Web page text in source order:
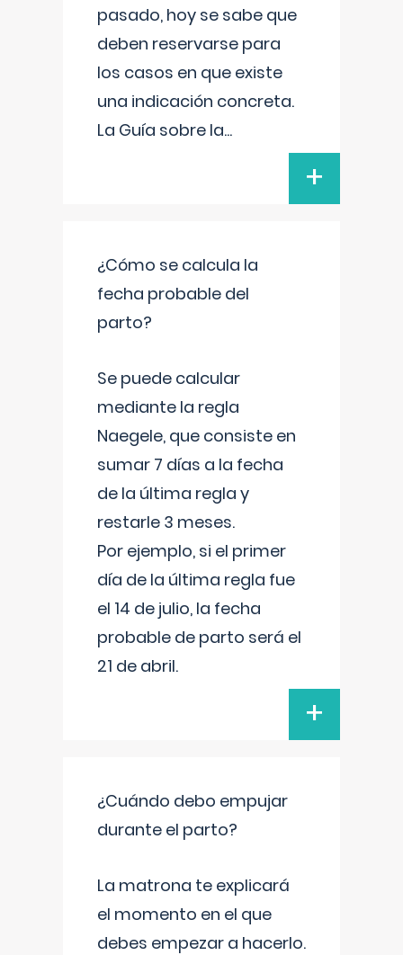
pasado, hoy se sabe que
deben reservarse para
los casos en que existe
una indicación concreta.
La Guía sobre la...
+
¿Cómo se calcula la
fecha probable del
parto?
Se puede calcular
mediante la regla
Naegele, que consiste en
sumar 7 días a la fecha
de la última regla y
restarle 3 meses.
Por ejemplo, si el primer
día de la última regla fue
el 14 de julio, la fecha
probable de parto será el
21 de abril.
+
¿Cuándo debo empujar
durante el parto?
La matrona te explicará
el momento en el que
debes empezar a hacerlo.